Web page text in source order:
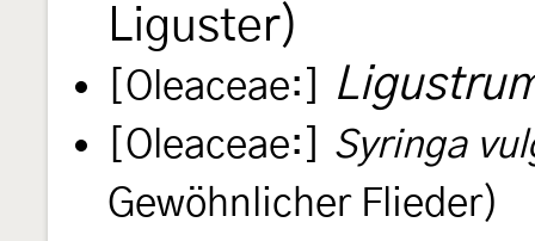
Liguster)
[Oleaceae:]
[Oleaceae:]
Syringa
Gewöhnlicher Flieder)